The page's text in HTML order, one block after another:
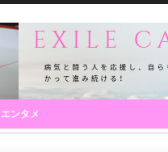
エンタメ